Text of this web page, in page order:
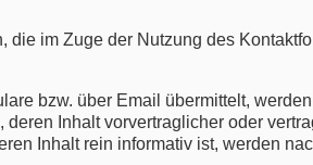
im Zuge der Nutzung des
bzw. über Email übermittelt,
Inhalt vorvertraglicher oder
Inhalt rein informativ ist, werden